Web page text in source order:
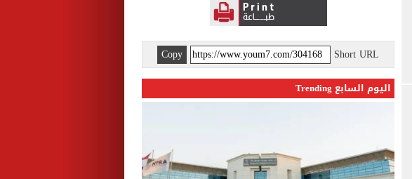
Short URL
Copy
اليوم السابع Trending